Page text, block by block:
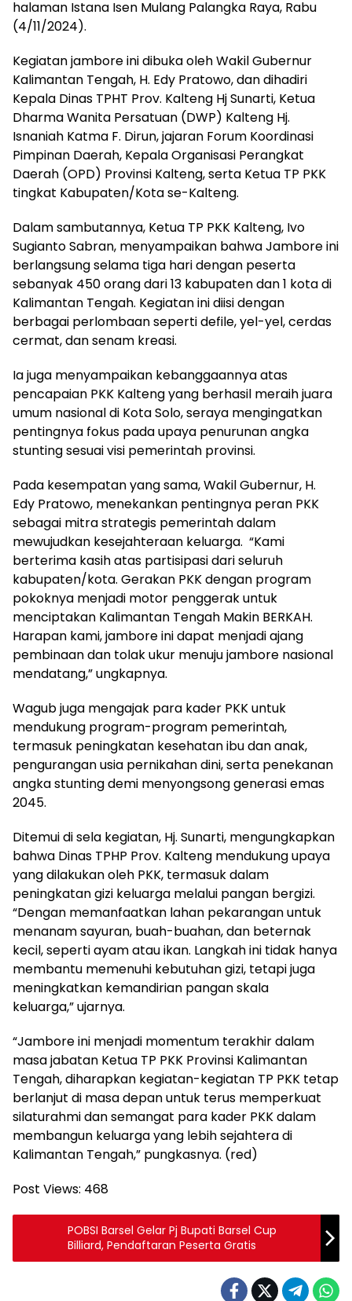
halaman Istana Isen Mulang Palangka Raya, Rabu
(4/11/2024).
Kegiatan jambore ini dibuka oleh Wakil Gubernur
Kalimantan Tengah, H. Edy Pratowo, dan dihadiri
Kepala Dinas TPHT Prov. Kalteng Hj Sunarti, Ketua
Dharma Wanita Persatuan (DWP) Kalteng Hj.
Isnaniah Katma F. Dirun, jajaran Forum Koordinasi
Pimpinan Daerah, Kepala Organisasi Perangkat
Daerah (OPD) Provinsi Kalteng, serta Ketua TP PKK
tingkat Kabupaten/Kota se-Kalteng.
Dalam sambutannya, Ketua TP PKK Kalteng, Ivo
Sugianto Sabran, menyampaikan bahwa Jambore ini
berlangsung selama tiga hari dengan peserta
sebanyak 450 orang dari 13 kabupaten dan 1 kota di
Kalimantan Tengah. Kegiatan ini diisi dengan
berbagai perlombaan seperti defile, yel-yel, cerdas
cermat, dan senam kreasi.
Ia juga menyampaikan kebanggaannya atas
pencapaian PKK Kalteng yang berhasil meraih juara
umum nasional di Kota Solo, seraya mengingatkan
pentingnya fokus pada upaya penurunan angka
stunting sesuai visi pemerintah provinsi.
Pada kesempatan yang sama, Wakil Gubernur, H.
Edy Pratowo, menekankan pentingnya peran PKK
sebagai mitra strategis pemerintah dalam
mewujudkan kesejahteraan keluarga. “Kami
berterima kasih atas partisipasi dari seluruh
kabupaten/kota. Gerakan PKK dengan program
pokoknya menjadi motor penggerak untuk
menciptakan Kalimantan Tengah Makin BERKAH.
Harapan kami, jambore ini dapat menjadi ajang
pembinaan dan tolak ukur menuju jambore nasional
mendatang,” ungkapnya.
Wagub juga mengajak para kader PKK untuk
mendukung program-program pemerintah,
termasuk peningkatan kesehatan ibu dan anak,
pengurangan usia pernikahan dini, serta penekanan
angka stunting demi menyongsong generasi emas
2045.
Ditemui di sela kegiatan, Hj. Sunarti, mengungkapkan
bahwa Dinas TPHP Prov. Kalteng mendukung upaya
yang dilakukan oleh PKK, termasuk dalam
peningkatan gizi keluarga melalui pangan bergizi.
“Dengan memanfaatkan lahan pekarangan untuk
menanam sayuran, buah-buahan, dan beternak
kecil, seperti ayam atau ikan. Langkah ini tidak hanya
membantu memenuhi kebutuhan gizi, tetapi juga
meningkatkan kemandirian pangan skala
keluarga,” ujarnya.
“Jambore ini menjadi momentum terakhir dalam
masa jabatan Ketua TP PKK Provinsi Kalimantan
Tengah, diharapkan kegiatan-kegiatan TP PKK tetap
berlanjut di masa depan untuk terus memperkuat
silaturahmi dan semangat para kader PKK dalam
membangun keluarga yang lebih sejahtera di
Kalimantan Tengah,” pungkasnya. (red)
Post Views: 468
POBSI Barsel Gelar Pj Bupati Barsel Cup
Billiard, Pendaftaran Peserta Gratis